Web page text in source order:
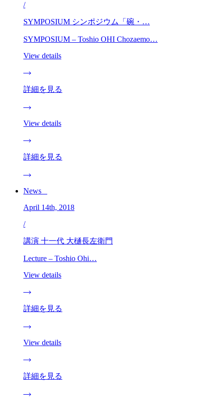
/
SYMPOSIUM シンポジウム「碗・…
SYMPOSIUM – Toshio OHI Chozaemo…
View details
詳細を見る
View details
詳細を見る
News _
April 14th, 2018
/
講演 十一代 大樋長左衛門
Lecture – Toshio Ohi…
View details
詳細を見る
View details
詳細を見る